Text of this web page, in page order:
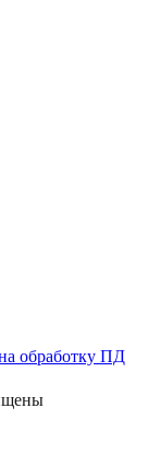
обработку ПД